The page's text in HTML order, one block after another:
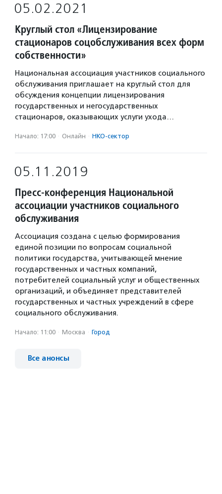
05.02.2021
Круглый стол «Лицензирование
стационаров соцобслуживания всех форм
собственности»
Национальная ассоциация участников социального
обслуживания приглашает на круглый стол для
обсуждения концепции лицензирования
государственных и негосударственных
стационаров, оказывающих услуги ухода…
Начало: 17:00 · Онлайн · НКО-сектор
05.11.2019
Пресс-конференция Национальной
ассоциации участников социального
обслуживания
Ассоциация создана с целью формирования
единой позиции по вопросам социальной
политики государства, учитывающей мнение
государственных и частных компаний,
потребителей социальный услуг и общественных
организаций, и объединяет представителей
государственных и частных учреждений в сфере
социального обслуживания.
Начало: 11:00 · Москва · Город
Все анонсы